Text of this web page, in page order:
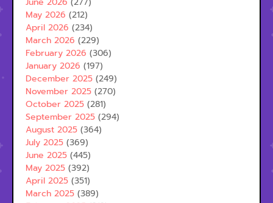
May 2026 (212)
April 2026 (234)
March 2026 (229)
February 2026 (306)
January 2026 (197)
December 2025 (249)
November 2025 (270)
October 2025 (281)
September 2025 (294)
August 2025 (364)
July 2025 (369)
June 2025 (445)
May 2025 (392)
April 2025 (351)
March 2025 (389)